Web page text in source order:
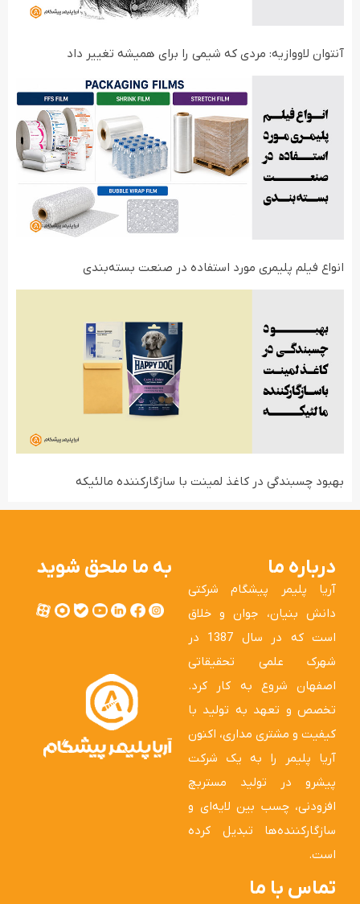
آنتوان لاووازیه: مردی که شیمی را برای همیشه تغییر داد
انواع فیلم‌ پلیمری مورد استفاده در صنعت بسته‌بندی
بهبود چسبندگی در کاغذ لمینت با سازگارکننده مالئیکه
درباره ما
آریا پلیمر پیشگام شرکتی
دانش بنیان، جوان و خلاق
است که در سال 1387 در
شهرک علمی تحقیقاتی
اصفهان شروع به کار کرد.
تخصص و تعهد به تولید با
کیفیت و مشتری مداری، اکنون
آریا پلیمر را به یک شرکت
پیشرو در تولید مستربچ
افزودنی، چسب بین لایه‌ای و
سازگارکننده‌ها تبدیل کرده
است.
تماس با ما
به ما ملحق شوید